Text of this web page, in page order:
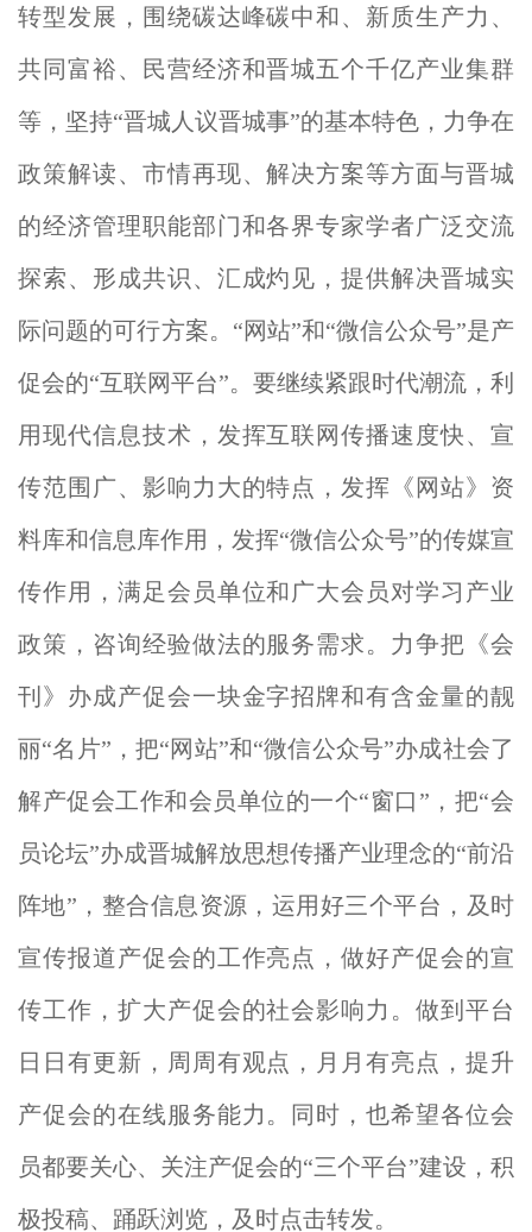
转型发展，围绕碳达峰碳中和、新质生产力、
共同富裕、民营经济和晋城五个千亿产业集群
等，坚持“晋城人议晋城事”的基本特色，力争在
政策解读、市情再现、解决方案等方面与晋城
的经济管理职能部门和各界专家学者广泛交流
探索、形成共识、汇成灼见，提供解决晋城实
际问题的可行方案。“网站”和“微信公众号”是产
促会的“互联网平台”。要继续紧跟时代潮流，利
用现代信息技术，发挥互联网传播速度快、宣
传范围广、影响力大的特点，发挥《网站》资
料库和信息库作用，发挥“微信公众号”的传媒宣
传作用，满足会员单位和广大会员对学习产业
政策，咨询经验做法的服务需求。力争把《会
刊》办成产促会一块金字招牌和有含金量的靓
丽“名片”，把“网站”和“微信公众号”办成社会了
解产促会工作和会员单位的一个“窗口”，把“会
员论坛”办成晋城解放思想传播产业理念的“前沿
阵地”，整合信息资源，运用好三个平台，及时
宣传报道产促会的工作亮点，做好产促会的宣
传工作，扩大产促会的社会影响力。做到平台
日日有更新，周周有观点，月月有亮点，提升
产促会的在线服务能力。同时，也希望各位会
员都要关心、关注产促会的“三个平台”建设，积
极投稿、踊跃浏览，及时点击转发。